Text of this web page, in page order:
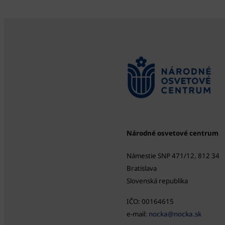
Národné osvetové centrum
Námestie SNP 471/12, 812 34
Bratislava
Slovenská republika
IČO: 00164615
e-mail: nocka@nocka.sk